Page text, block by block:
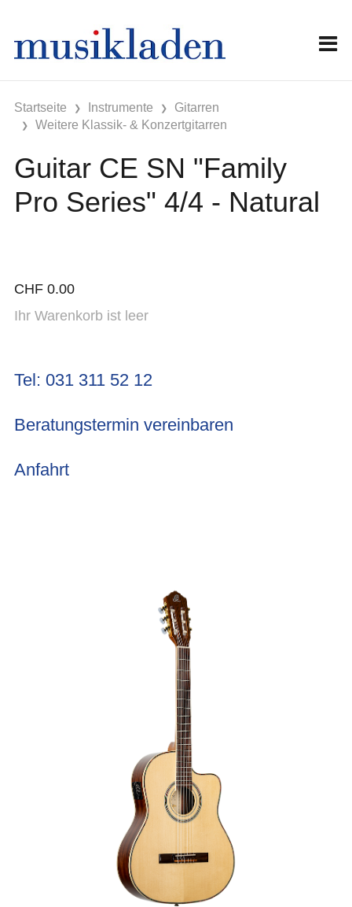
Startseite Instrumente
Gitarren
Weitere Klassik- & Konzertgitarren
Guitar CE SN "Family
Pro Series" 4/4 - Natural
CHF 0.00
Ihr Warenkorb ist leer
Tel: 031 311 52 12
Beratungstermin vereinbaren
Anfahrt